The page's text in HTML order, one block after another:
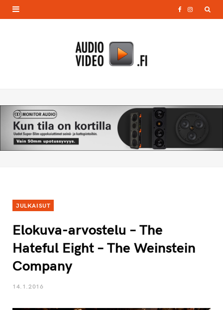
o
k
I
a
JULKAISUT
Elokuva-arvostelu – The
Hateful Eight – The Weinstein
Company
14.1.2016